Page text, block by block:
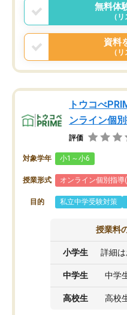
無料体
（
資料
（
トウコべ
ンライン個別
評価
対象学年 小1～小6
授業形式 オンライン個別指導
目的 私立中学受験対策
授業料
小学生 詳細
中学生 中学
高校生 高校